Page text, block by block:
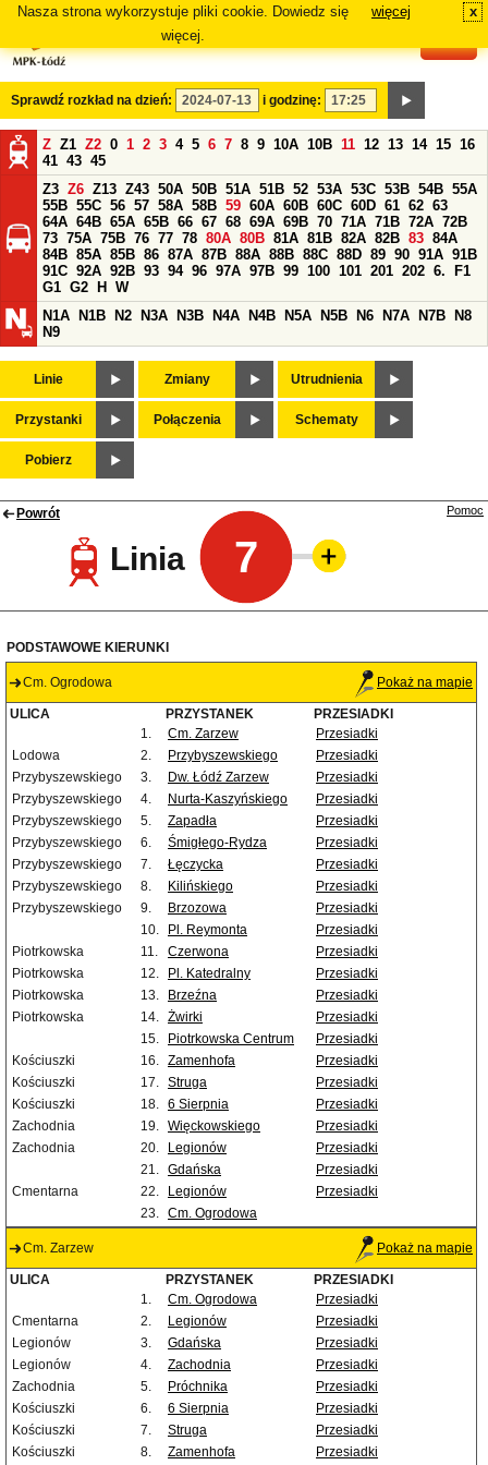
Nasza strona wykorzystuje pliki cookie. Dowiedz się
więcej.
więcej x
Sprawdź rozkład na dzień: i godzinę:
Z Z1 Z2 0 1 2 3 4 5 6 7 8 9 10A 10B 11 12 13 14 15 16
41 43 45
Z3 Z6 Z13 Z43 50A 50B 51A 51B 52 53A 53C 53B 54B 55A
55B 55C 56 57 58A 58B 59 60A 60B 60C 60D 61 62 63
64A 64B 65A 65B 66 67 68 69A 69B 70 71A 71B 72A 72B
73 75A 75B 76 77 78 80A 80B 81A 81B 82A 82B 83 84A
84B 85A 85B 86 87A 87B 88A 88B 88C 88D 89 90 91A 91B
91C 92A 92B 93 94 96 97A 97B 99 100 101 201 202 6.
F1
G1 G2 H
W
N1A
N1B N2 N3A N3B N4A N4B N5A N5B N6 N7A N7B
N8
N9
Linie Zmiany Utrudnienia
Przystanki Połączenia Schematy
Pobierz
Powrót
Linia 7
Pomoc
PODSTAWOWE KIERUNKI
Cm. Ogrodowa Pokaż na mapie
ULICA PRZYSTANEK
PRZESIADKI
1.
Cm. Zarzew
Przesiadki
Lodowa
2. Przybyszewskiego
Przesiadki
Przybyszewskiego
3. Dw. Łódź Zarzew
Przesiadki
Przybyszewskiego
4. Nurta-Kaszyńskiego
Przesiadki
Przybyszewskiego
5. Zapadła
Przesiadki
Przybyszewskiego
6. Śmigłego-Rydza
Przesiadki
Przybyszewskiego
7. Łęczycka
Przesiadki
Przybyszewskiego
8. Kilińskiego
Przesiadki
Przybyszewskiego
9. Brzozowa
Przesiadki
10.
Pl. Reymonta
Przesiadki
Piotrkowska
11. Czerwona
Przesiadki
Piotrkowska
12. Pl. Katedralny
Przesiadki
Piotrkowska
13. Brzeźna
Przesiadki
Piotrkowska
14. Żwirki
Przesiadki
15.
Piotrkowska Centrum
Przesiadki
Kościuszki
16. Zamenhofa
Przesiadki
Kościuszki
17. Struga
Przesiadki
Kościuszki
18. 6 Sierpnia
Przesiadki
Zachodnia
19. Więckowskiego
Przesiadki
Zachodnia
20. Legionów
Przesiadki
21. Gdańska
Przesiadki
Cmentarna
22. Legionów
Przesiadki
23. Cm. Ogrodowa
Cm. Zarzew Pokaż na mapie
ULICA PRZYSTANEK
PRZESIADKI
1.
Cm. Ogrodowa
Przesiadki
Cmentarna
2. Legionów
Przesiadki
Legionów
3. Gdańska
Przesiadki
Legionów
4. Zachodnia
Przesiadki
Zachodnia
5. Próchnika
Przesiadki
Kościuszki
6. 6 Sierpnia
Przesiadki
Kościuszki
7. Struga
Przesiadki
Kościuszki
8. Zamenhofa Przesiadki